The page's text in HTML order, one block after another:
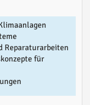
Reparaturarbeiten
für